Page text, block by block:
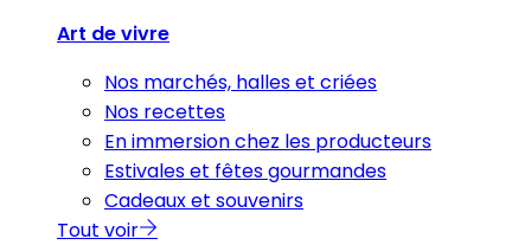
Art de vivre
Nos marchés, halles et criées
Nos recettes
En immersion chez les producteurs
Estivales et fêtes gourmandes
Cadeaux et souvenirs
Tout voir